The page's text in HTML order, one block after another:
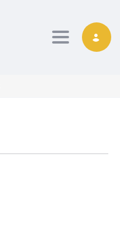
Toggle